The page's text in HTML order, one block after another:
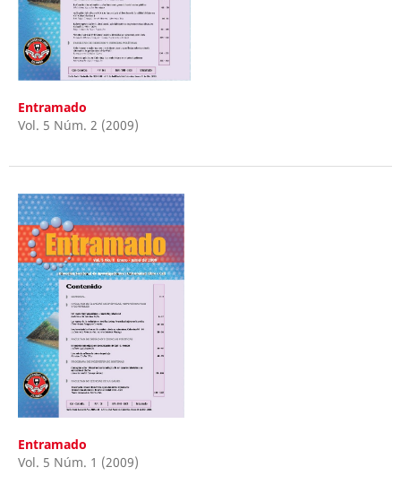
Entramado
Vol. 5 Núm. 2 (2009)
Entramado
Vol. 5 Núm. 1 (2009)